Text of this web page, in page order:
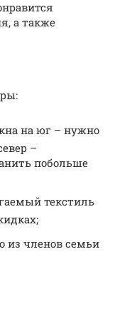
а также
на юг – нужно
–
побольше
текстиль
из членов семьи